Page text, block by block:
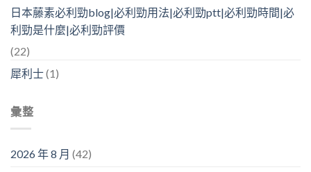
日本藤素必利勁blog|必利勁用法|必利勁ptt|必利勁時間|必
利勁是什麼|必利勁評價
(22)
犀利士(1)
彙整
2026 年 8 月 (42)